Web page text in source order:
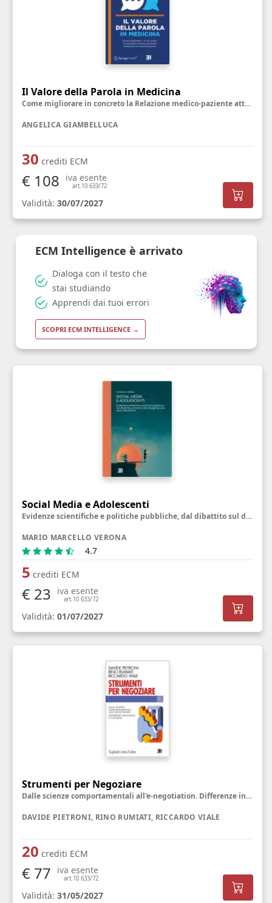
Il Valore della Parola in Medicina
Come migliorare in concreto la Relazione medico-paziente attraverso la Comunicazione
ANGELICA GIAMBELLUCA
30 crediti ECM
€ 108 iva esente
art.10 633/72
Validità: 30/07/2027
Social Media e Adolescenti
Evidenze scientifiche e politiche pubbliche, dal dibattito sul divieto alla riprogettazione delle piattaforme
MARIO MARCELLO VERONA
4.7
5 crediti ECM
€ 23 iva esente
art.10 633/72
Validità: 01/07/2027
Strumenti per Negoziare
Dalle scienze comportamentali all'e-negotiation. Differenze individuali e culturali
DAVIDE PIETRONI, RINO RUMIATI, RICCARDO VIALE
20 crediti ECM
€ 77 iva esente
art.10 633/72
Validità: 31/05/2027
ECM Intelligence è arrivato
Dialoga con il testo che
stai studiando
Apprendi dai tuoi errori
SCOPRI ECM INTELLIGENCE →